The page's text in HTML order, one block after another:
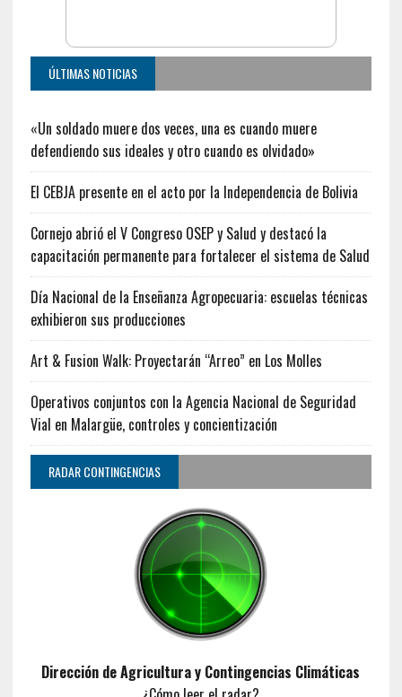
ÚLTIMAS NOTICIAS
«Un soldado muere dos veces, una es cuando muere
defendiendo sus ideales y otro cuando es olvidado»
El CEBJA presente en el acto por la Independencia de Bolivia
Cornejo abrió el V Congreso OSEP y Salud y destacó la
capacitación permanente para fortalecer el sistema de Salud
Día Nacional de la Enseñanza Agropecuaria: escuelas técnicas
exhibieron sus producciones
Art & Fusion Walk: Proyectarán “Arreo” en Los Molles
Operativos conjuntos con la Agencia Nacional de Seguridad
Vial en Malargüe, controles y concientización
RADAR CONTINGENCIAS
Dirección de Agricultura y Contingencias Climáticas